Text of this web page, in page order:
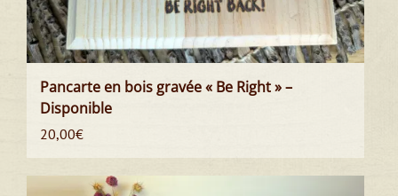
Pancarte en bois gravée « Be Right » –
Disponible
20,00€